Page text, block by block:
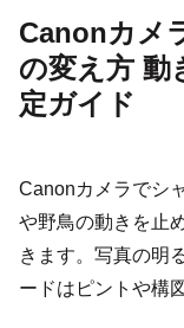
Canonカメ
の変え方 動
定ガイド
Canonカメラでシ
や野鳥の動きを止
きます。写真の明
ードはピントや構